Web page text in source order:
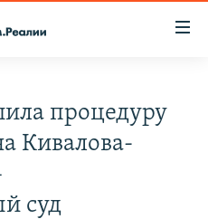
процедуру
Кивалова-
суд